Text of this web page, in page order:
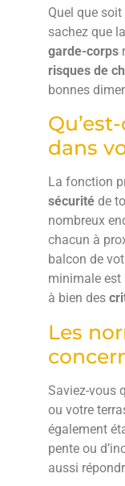
Quel que
sachez que
garde-corps
risques de
bonnes
dans
La fonction
sécurité de
nombreux
chacun à
balcon de
minimale est
à bien des
Les
Saviez-vous
ou votre
également
pente ou
aussi